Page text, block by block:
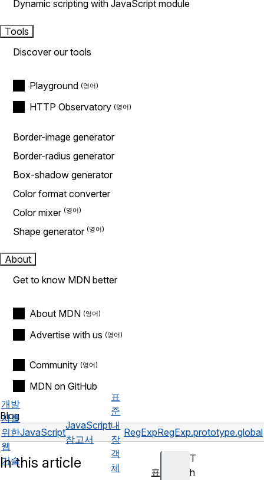
Dynamic scripting with JavaScript module
Tools
Discover our tools
Playground
HTTP Observatory
Border-image generator
Border-radius generator
Box-shadow generator
Color format converter
Color mixer
Shape generator
About
Get to know MDN better
About MDN
Advertise with us
Community
MDN on GitHub
Blog
개발
자를
위한
웹
기술
JavaScript
JavaScript
참고서
표
준
내
장
객
체
RegExpRegExp.prototype.global
T
h
In this article
표